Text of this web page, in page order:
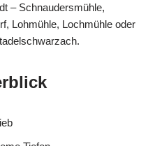
– Schnaudersmühle,
Lohmühle, Lochmühle oder